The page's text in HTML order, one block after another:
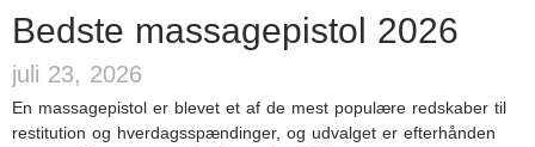
Bedste massagepistol 2026
juli 23, 2026
En massagepistol er blevet et af de mest populære redskaber til
restitution og hverdagsspændinger, og udvalget er efterhånden